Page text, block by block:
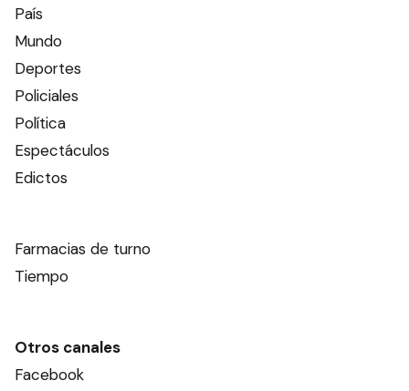
País
Mundo
Deportes
Policiales
Política
Espectáculos
Edictos
Farmacias de turno
Tiempo
Otros canales
Facebook